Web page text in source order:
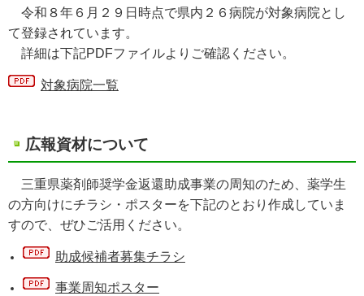
令和８年６月２９日時点で県内２６病院が対象病院とし
て登録されています。
詳細は下記PDFファイルよりご確認ください。
対象病院一覧
広報資材について
三重県薬剤師奨学金返還助成事業の周知のため、薬学生
の方向けにチラシ・ポスターを下記のとおり作成していま
すので、ぜひご活用ください。
助成候補者募集チラシ
事業周知ポスター